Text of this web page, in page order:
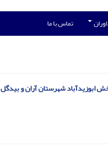
تماس با ما
ابوزیدآباد شهرستان آران و بیدگل